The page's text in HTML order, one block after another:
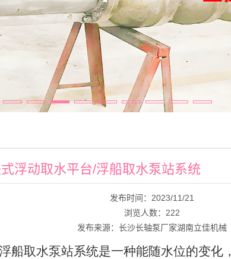
浮动取水平台/浮船取水泵站系统
发布时间：2023/11/21
浏览人数： 222
发布来源：长沙长轴泵厂家湖南立佳机械
船取水泵站系统是一种能随水位的变化，